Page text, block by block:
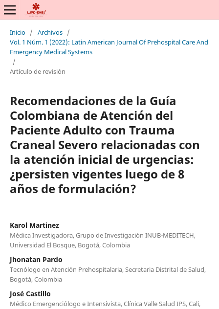
Inicio / Archivos /
Vol. 1 Núm. 1 (2022): Latin American Journal Of Prehospital Care And
Emergency Medical Systems
/
Artículo de revisión
Recomendaciones de la Guía
Colombiana de Atención del
Paciente Adulto con Trauma
Craneal Severo relacionadas con
la atención inicial de urgencias:
¿persisten vigentes luego de 8
años de formulación?
Karol Martinez
Médica Investigadora, Grupo de Investigación INUB-MEDITECH,
Universidad El Bosque, Bogotá, Colombia
Jhonatan Pardo
Tecnólogo en Atención Prehospitalaria, Secretaria Distrital de Salud,
Bogotá, Colombia
José Castillo
Médico Emergenciólogo e Intensivista, Clínica Valle Salud IPS, Cali,